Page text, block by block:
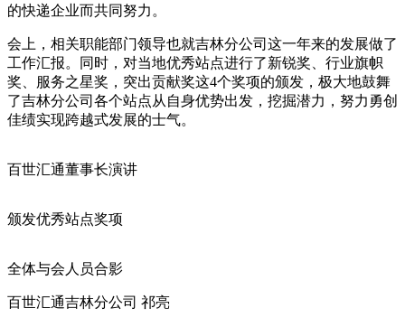
的快递企业而共同努力。
会上，相关职能部门领导也就吉林分公司这一年来的发展做了
工作汇报。同时，对当地优秀站点进行了新锐奖、行业旗帜
奖、服务之星奖，突出贡献奖这4个奖项的颁发，极大地鼓舞
了吉林分公司各个站点从自身优势出发，挖掘潜力，努力勇创
佳绩实现跨越式发展的士气。
百世汇通董事长演讲
颁发优秀站点奖项
全体与会人员合影
百世汇通吉林分公司 祁亮